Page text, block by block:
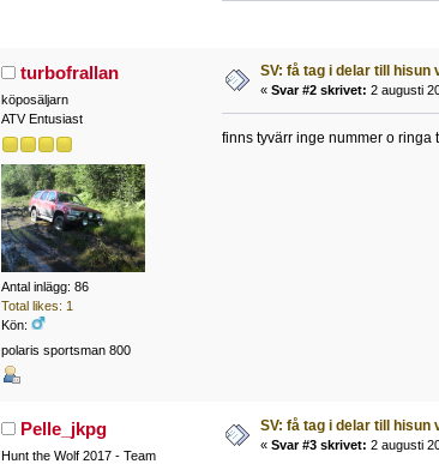
turbofrallan
köposäljarn
ATV Entusiast
Antal inlägg: 86
Total likes: 1
Kön:
polaris sportsman 800
SV: få tag i delar till hisun
« Svar #2 skrivet: 2 augusti
finns tyvärr inge nummer o ringa
Pelle_jkpg
Hunt the Wolf 2017 - Team
SV: få tag i delar till hisun
« Svar #3 skrivet: 2 augusti